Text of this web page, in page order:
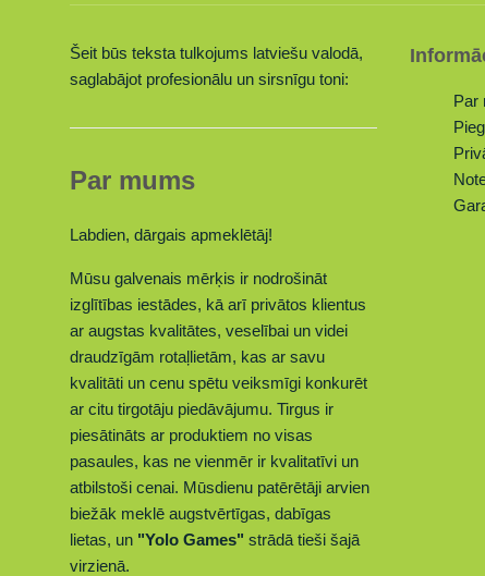
Šeit būs teksta tulkojums latviešu valodā,
saglabājot profesionālu un sirsnīgu toni:
Par mums
Labdien, dārgais apmeklētāj!
Mūsu galvenais mērķis ir nodrošināt
izglītības iestādes, kā arī privātos klientus
ar augstas kvalitātes, veselībai un videi
draudzīgām rotaļlietām, kas ar savu
kvalitāti un cenu spētu veiksmīgi konkurēt
ar citu tirgotāju piedāvājumu. Tirgus ir
piesātināts ar produktiem no visas
pasaules, kas ne vienmēr ir kvalitatīvi un
atbilstoši cenai. Mūsdienu patērētāji arvien
biežāk meklē augstvērtīgas, dabīgas
lietas, un "Yolo Games" strādā tieši šajā
virzienā.
Par